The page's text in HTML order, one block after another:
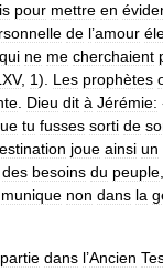
pour mettre en
de l’amour
qui ne me cherchaient
, 1). Les prophètes
Dieu dit à Jérémie:
tu fusses sorti de
joue ainsi un
des besoins du peuple
non dans la
dans l’Ancien